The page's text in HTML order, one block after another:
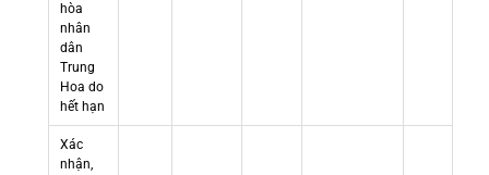
hòa
nhân
dân
Trung
Hoa do
hết hạn
Xác
nhận,